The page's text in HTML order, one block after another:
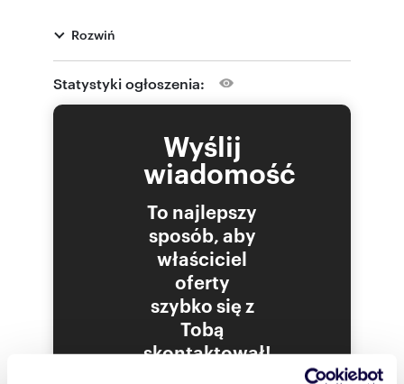
Zapraszamy do obejrzenia i rozmów.
Nr licencji zawodowej: 20792
Rozwiń
Statystyki ogłoszenia:
Wyślij
wiadomość
To najlepszy
sposób, aby
właściciel
oferty
szybko się z
Tobą
skontaktował!